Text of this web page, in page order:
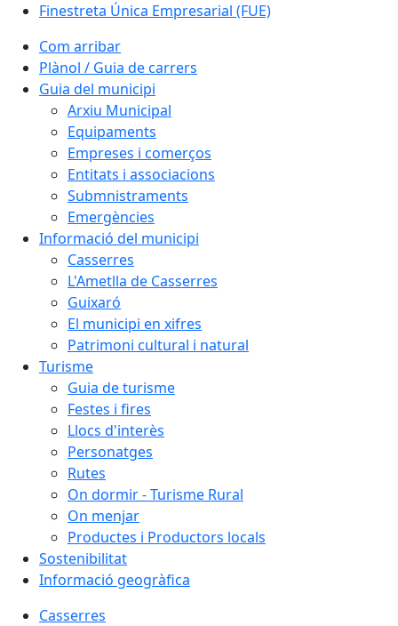
Finestreta Única Empresarial (FUE)
Com arribar
Plànol / Guia de carrers
Guia del municipi
Arxiu Municipal
Equipaments
Empreses i comerços
Entitats i associacions
Submnistraments
Emergències
Informació del municipi
Casserres
L'Ametlla de Casserres
Guixaró
El municipi en xifres
Patrimoni cultural i natural
Turisme
Guia de turisme
Festes i fires
Llocs d'interès
Personatges
Rutes
On dormir - Turisme Rural
On menjar
Productes i Productors locals
Sostenibilitat
Informació geogràfica
Casserres